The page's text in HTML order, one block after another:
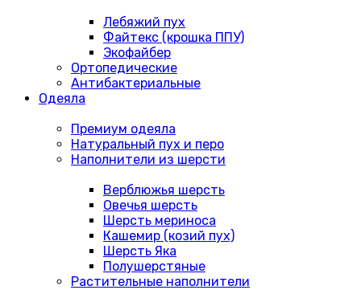
Лебяжий пух
Файтекс (крошка ППУ)
Экофайбер
Ортопедические
Антибактериальные
Одеяла
Премиум одеяла
Натуральный пух и перо
Наполнители из шерсти
Верблюжья шерсть
Овечья шерсть
Шерсть мериноса
Кашемир (козий пух)
Шерсть Яка
Полушерстяные
Растительные наполнители